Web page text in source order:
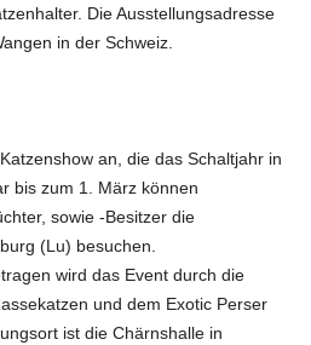
Die Ausstellungsadresse
in der Schweiz.
an, die das Schaltjahr in
bis zum 1. März können
sowie -Besitzer die
(Lu) besuchen.
wird das Event durch die
und dem Exotic Perser
ist die Chärnshalle in